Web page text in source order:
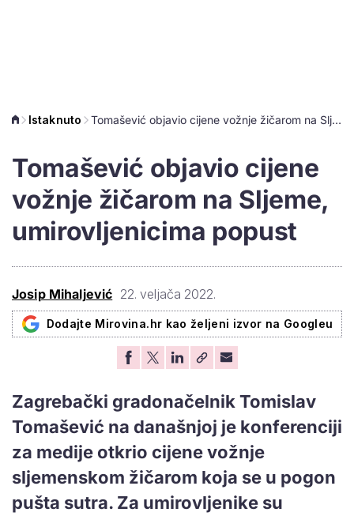
Istaknuto Tomašević objavio cijene vožnje žičarom na Sljeme, umirovljenicima popust
Tomašević objavio cijene
vožnje žičarom na Sljeme,
umirovljenicima popust
Josip Mihaljević 22. veljača 2022.
Dodajte Mirovina.hr kao željeni izvor na Googleu
Zagrebački gradonačelnik Tomislav
Tomašević na današnjoj je konferenciji
za medije otkrio cijene vožnje
sljemenskom žičarom koja se u pogon
pušta sutra. Za umirovljenike su